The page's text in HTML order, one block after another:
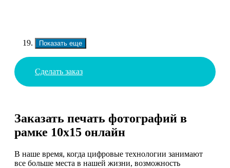
Показать еще
Сделать заказ
Заказать печать фотографий в
рамке 10х15 онлайн
В наше время, когда цифровые технологии занимают
все больше места в нашей жизни, возможность